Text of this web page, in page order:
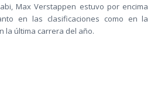
Max Verstappen estuvo por encima
en las clasificaciones como en la
la última carrera del año.